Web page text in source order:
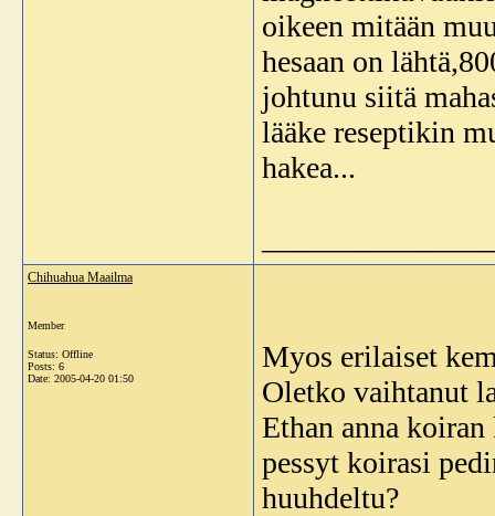
oikeen mitään
hesaan on
johtunu siitä
lääke reseptikin
hakea...
Chihuahua Maailma
Member
Status: Offline
Posts: 6
Date: 2005-04-20 01:50
Myos erilaiset
Oletko vaihtanut
Ethan anna
pessyt koirasi
huuhdeltu?